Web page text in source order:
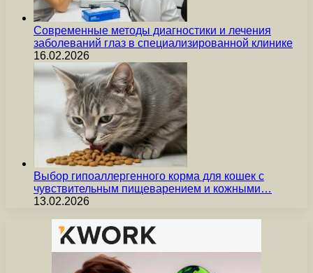
Современные методы диагностики и лечения
заболеваний глаз в специализированной клинике
16.02.2026
Выбор гипоаллергенного корма для кошек с
чувствительным пищеварением и кожными…
13.02.2026